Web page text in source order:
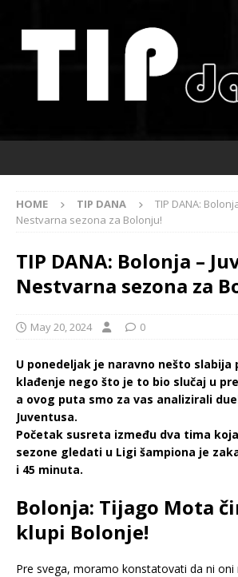
HOME TIP DANA
TIP DANA:
Nestvarna sezona za Bolonju!
TIP DANA: Bolonja –
Nestvarna sezona za
May 20, 2024 0
U ponedeljak je naravno nešto slabija
klađenje nego što je to bio slučaj u
a ovog puta smo za vas analizirali
Juventusa.
Početak susreta između dva tima
sezone gledati u Ligi šampiona je
i 45 minuta.
Bolonja: Tijago Mota
klupi Bolonje!
Pre svega, moramo konstatovati da ni